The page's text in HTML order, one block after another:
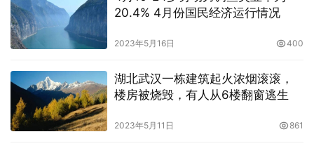
20.4% 4月份国民经济运行情况
2023年5月16日 400
湖北武汉一栋建筑起火浓烟滚滚，
楼房被烧毁，有人从6楼翻窗逃生
2023年5月11日 861